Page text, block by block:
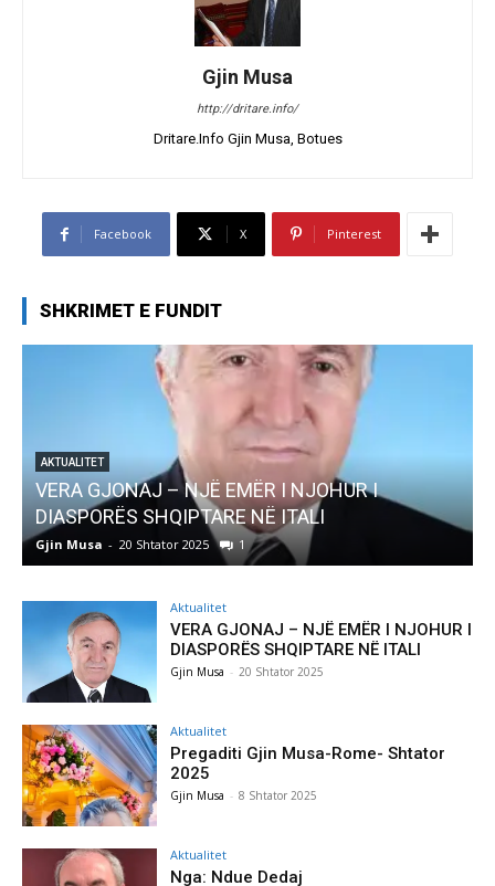
Gjin Musa
http://dritare.info/
Dritare.Info Gjin Musa, Botues
Facebook X Pinterest
SHKRIMET E FUNDIT
AKTUALITET
Pregaditi Gjin Musa-Rome- Shtator 2025
Gjin Musa - 8 Shtator 2025
Aktualitet
VERA GJONAJ – NJË EMËR I NJOHUR I
DIASPORËS SHQIPTARE NË ITALI
Gjin Musa - 20 Shtator 2025
Aktualitet
Pregaditi Gjin Musa-Rome- Shtator
2025
Gjin Musa - 8 Shtator 2025
Aktualitet
Nga: Ndue Dedaj